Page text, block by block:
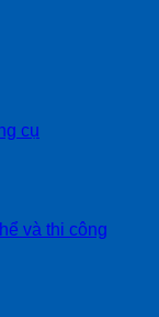
cụ
và thi công